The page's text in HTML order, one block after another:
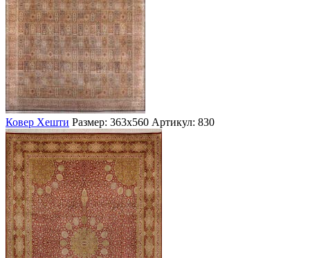
Ковер Хешти Размер: 363х560 Артикул: 830